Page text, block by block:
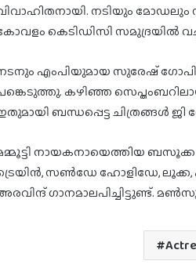
നടിയും
കെടിഡിസി സമുദ്രയിൽ
എംപിയുമായ സുരേഷ്
കഴിഞ്ഞ
ബന്ധപ്പെട്ട ചിത്രങ്ങൾ
നായകനായെത്തിയ ബസൂക്ക
സൺഡേ ഹോളിഡേ, ലൂക്ക,
ഗാനമാലപിച്ചിട്ടുണ്ട്.